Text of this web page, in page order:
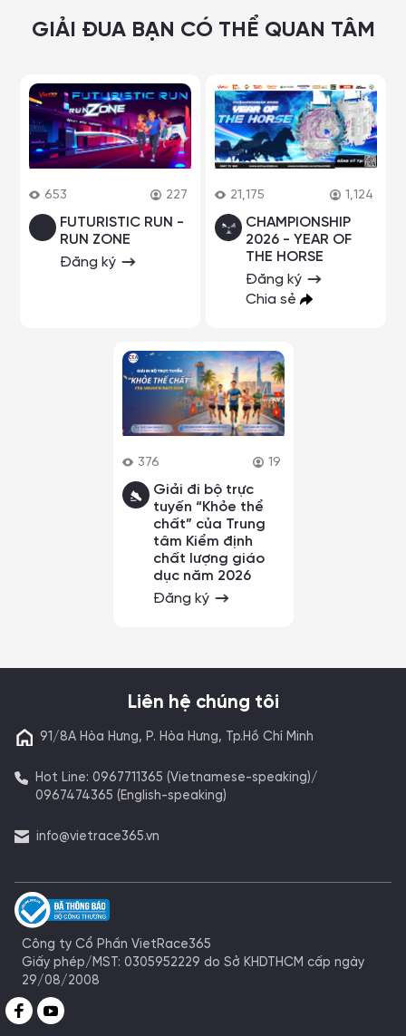
GIẢI ĐUA BẠN CÓ THỂ QUAN TÂM
653 227
FUTURISTIC RUN -
RUN ZONE
Đăng ký
21,175 1,124
CHAMPIONSHIP
2026 - YEAR OF
THE HORSE
Đăng ký
Chia sẻ
376 19
Giải đi bộ trực
tuyến “Khỏe thể
chất” của Trung
tâm Kiểm định
chất lượng giáo
dục năm 2026
Đăng ký
Liên hệ chúng tôi
91/8A Hòa Hưng, P. Hòa Hưng, Tp.Hồ Chí Minh
Hot Line: 0967711365 (Vietnamese-speaking)/
0967474365 (English-speaking)
info@vietrace365.vn
Công ty Cổ Phần VietRace365
Giấy phép/MST: 0305952229 do Sở KHDTHCM cấp ngày
29/08/2008